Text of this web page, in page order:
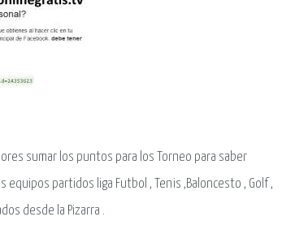
sumar los puntos para los Torneo para saber
equipos partidos liga Futbol , Tenis ,Baloncesto , Golf ,
desde la Pizarra .